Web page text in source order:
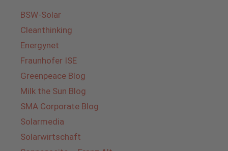
BSW-Solar
Cleanthinking
Energynet
Fraunhofer ISE
Greenpeace Blog
Milk the Sun Blog
SMA Corporate Blog
Solarmedia
Solarwirtschaft